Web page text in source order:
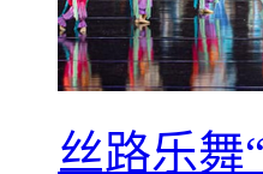
丝路乐舞